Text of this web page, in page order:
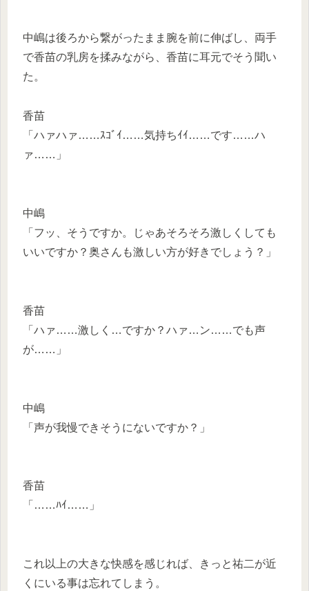
中嶋は後ろから繋がったまま腕を前に伸ばし、両手
で香苗の乳房を揉みながら、香苗に耳元でそう聞い
た。
香苗
「ハァハァ……ｽｺﾞｲ……気持ちｲｲ……です……ハ
ァ……」
中嶋
「フッ、そうですか。じゃあそろそろ激しくしても
いいですか？奥さんも激しい方が好きでしょう？」
香苗
「ハァ……激しく…ですか？ハァ…ン……でも声
が……」
中嶋
「声が我慢できそうにないですか？」
香苗
「……ﾊｲ……」
これ以上の大きな快感を感じれば、きっと祐二が近
くにいる事は忘れてしまう。